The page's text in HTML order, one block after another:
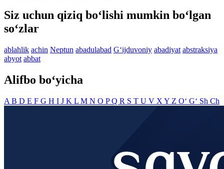
Siz uchun qiziq bo‘lishi mumkin bo‘lgan
so‘zlar
ablahlik achin Neptun abadulabad G‘ijduvoniy abadiyat abstraksiya
abyot abbat
Alifbo bo‘yicha
A B D E F G H I J K L M N O PQ R S T U V X Y Z O‘ G‘ Sh Ch